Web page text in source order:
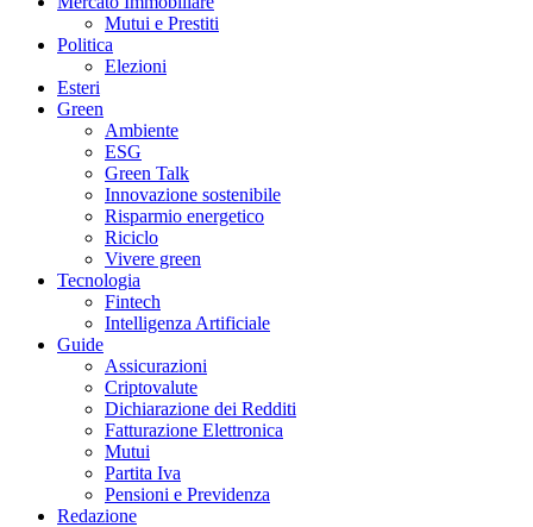
Mutui e Prestiti
Politica
Elezioni
Esteri
Green
Ambiente
ESG
Green Talk
Innovazione sostenibile
Risparmio energetico
Riciclo
Vivere green
Tecnologia
Fintech
Intelligenza Artificiale
Guide
Assicurazioni
Criptovalute
Dichiarazione dei Redditi
Fatturazione Elettronica
Mutui
Partita Iva
Pensioni e Previdenza
Redazione